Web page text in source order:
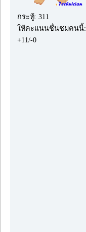
กระทู้: 311
ให้คะแนนชื่นชมคนนี้:
+11/-0